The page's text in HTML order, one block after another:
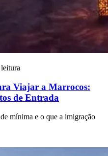
Viajar a Marrocos:
de Entrada
mínima e o que a imigração